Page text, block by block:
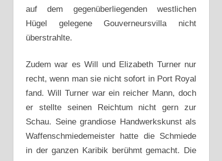
auf dem gegenüberliegenden westlichen
Hügel gelegene Gouverneursvilla nicht
überstrahlte.
Zudem war es Will und Elizabeth Turner nur
recht, wenn man sie nicht sofort in Port Royal
fand. Will Turner war ein reicher Mann, doch
er stellte seinen Reichtum nicht gern zur
Schau. Seine grandiose Handwerkskunst als
Waffenschmiedemeister hatte die Schmiede
in der ganzen Karibik berühmt gemacht. Die